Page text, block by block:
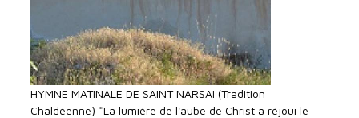
HYMNE MATINALE DE SAINT NARSAI (Tradition
Chaldéenne) *La lumière de l'aube de Christ a réjoui le